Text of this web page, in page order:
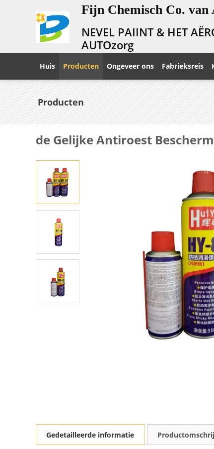
Fijn Chemisch Co. van
NEVEL PAIINT & HET
AUTOzorg
Huis Producten Ongeveer ons Fabrieksreis
Producten
de Gelijke Antiroest
Gedetailleerde informatie